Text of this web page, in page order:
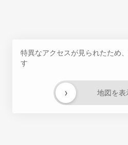
特異なアクセスが見られたため
す
地図を表
›